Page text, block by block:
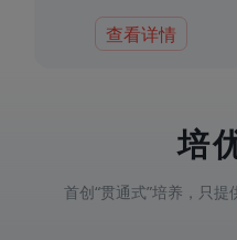
查看详情
培
首创“贯通式”培养，只